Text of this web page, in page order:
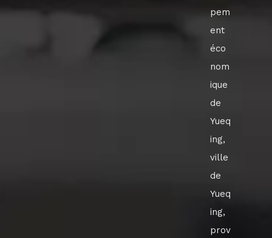
pem
ent
éco
nom
ique
de
Yueq
ing,
ville
de
Yueq
ing,
prov